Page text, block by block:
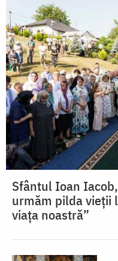
Sfântul Ioan
urmăm pilda vieții
viața noastră”